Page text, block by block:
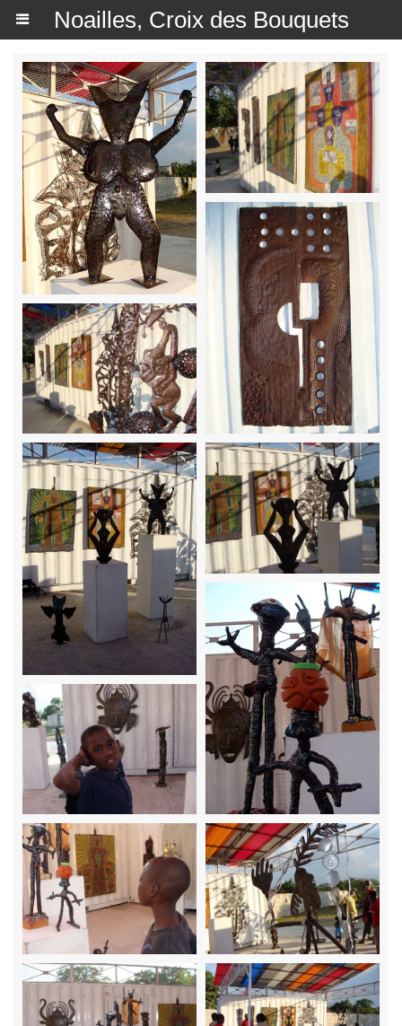
Noailles, Croix des Bouquets